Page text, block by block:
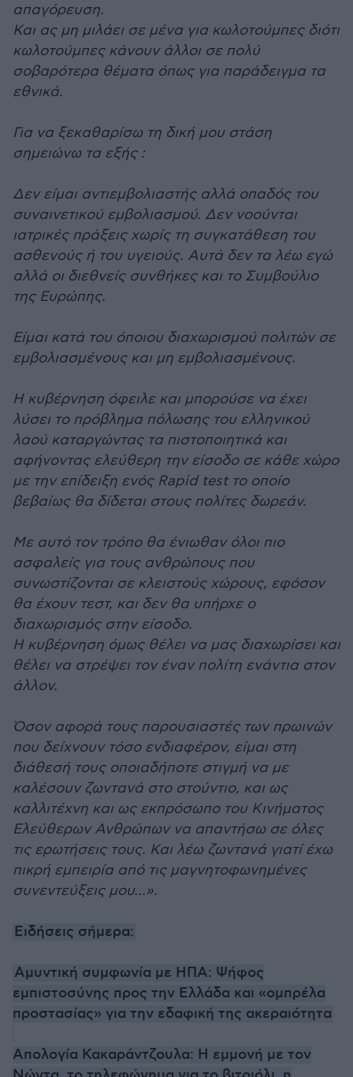
απαγόρευση.
Και ας μη μιλάει σε μένα για κωλοτούμπες διότι
κωλοτούμπες κάνουν άλλοι σε πολύ
σοβαρότερα θέματα όπως για παράδειγμα τα
εθνικά.
Για να ξεκαθαρίσω τη δική μου στάση
σημειώνω τα εξής :
Δεν είμαι αντιεμβολιαστής αλλά οπαδός του
συναινετικού εμβολιασμού. Δεν νοούνται
ιατρικές πράξεις χωρίς τη συγκατάθεση του
ασθενούς ή του υγειούς. Αυτά δεν τα λέω εγώ
αλλά οι διεθνείς συνθήκες και το Συμβούλιο
της Ευρώπης.
Είμαι κατά του όποιου διαχωρισμού πολιτών σε
εμβολιασμένους και μη εμβολιασμένους.
Η κυβέρνηση όφειλε και μπορούσε να έχει
λύσει το πρόβλημα πόλωσης του ελληνικού
λαού καταργώντας τα πιστοποιητικά και
αφήνοντας ελεύθερη την είσοδο σε κάθε χώρο
με την επίδειξη ενός Rapid test το οποίο
βεβαίως θα δίδεται στους πολίτες δωρεάν.
Με αυτό τον τρόπο θα ένιωθαν όλοι πιο
ασφαλείς για τους ανθρώπους που
συνωστίζονται σε κλειστούς χώρους, εφόσον
θα έχουν τεστ, και δεν θα υπήρχε ο
διαχωρισμός στην είσοδο.
Η κυβέρνηση όμως θέλει να μας διαχωρίσει και
θέλει να στρέψει τον έναν πολίτη ενάντια στον
άλλον.
Όσον αφορά τους παρουσιαστές των πρωινών
που δείχνουν τόσο ενδιαφέρον, είμαι στη
διάθεσή τους οποιαδήποτε στιγμή να με
καλέσουν ζωντανά στο στούντιο, και ως
καλλιτέχνη και ως εκπρόσωπο του Κινήματος
Ελεύθερων Ανθρώπων να απαντήσω σε όλες
τις ερωτήσεις τους. Και λέω ζωντανά γιατί έχω
πικρή εμπειρία από τις μαγνητοφωνημένες
συνεντεύξεις μου…».
Ειδήσεις σήμερα:
Αμυντική συμφωνία με ΗΠΑ: Ψήφος
εμπιστοσύνης προς την Ελλάδα και «ομπρέλα
προστασίας» για την εδαφική της ακεραιότητα
Απολογία Κακαράντζουλα: Η εμμονή με τον